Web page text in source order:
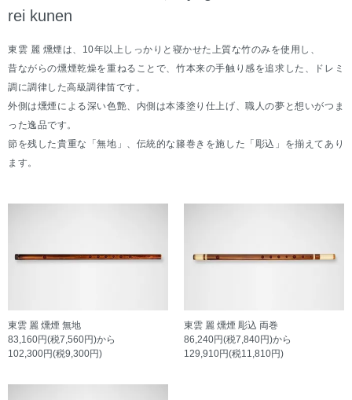
rei kunen
東雲 麗 燻煙は、10年以上しっかりと寝かせた上質な竹のみを使用し、
昔ながらの燻煙乾燥を重ねることで、竹本来の手触り感を追求した、ドレミ
調に調律した高級調律笛です。
外側は燻煙による深い色艶、内側は本漆塗り仕上げ、職人の夢と想いがつま
った逸品です。
節を残した貴重な「無地」、伝統的な籐巻きを施した「彫込」を揃えてあり
ます。
東雲 麗 燻煙 無地
83,160円(税7,560円)から
102,300円(税9,300円)
東雲 麗 燻煙 彫込 両巻
86,240円(税7,840円)から
129,910円(税11,810円)